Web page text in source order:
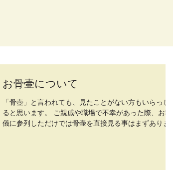
お骨壷について
「骨壺」と言われても、見たことがない方もいらっしゃ
ると思います。 ご親戚や職場で不幸があった際、お葬
儀に参列しただけでは骨壷を直接見る事はまずありませ